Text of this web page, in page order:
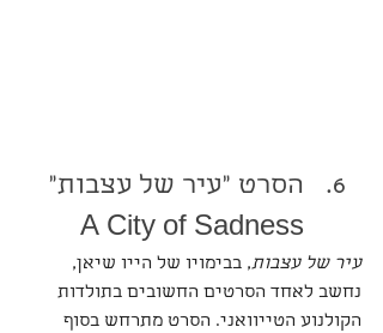
הסרט "עיר של עצבות"
A City of Sadness
עיר של עצבות, בבימויו של הייו שיאן,
נחשב לאחד הסרטים החשובים בתולדות
הקולנוע הטייוואני. הסרט מתרחש בסוף